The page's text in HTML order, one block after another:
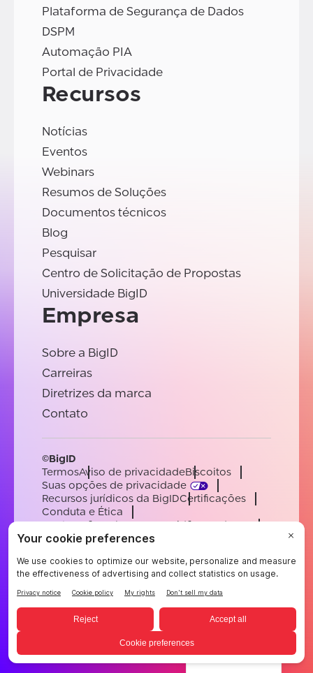
Plataforma de Segurança de Dados
DSPM
Automação PIA
Portal de Privacidade
Recursos
Notícias
Eventos
Webinars
Resumos de Soluções
Documentos técnicos
Blog
Pesquisar
Centro de Solicitação de Propostas
Universidade BigID
Empresa
Sobre a BigID
Carreiras
Diretrizes da marca
Contato
©BigID
TermosAviso de privacidadeBiscoitos
Suas opções de privacidade
Recursos jurídicos da BigIDCertificações
Conduta e Ética
Declaração sobre a escravidão moderna
SubprocessadoresApoiar
EnglishGermanFrenchSpanishPortuguese
Portuguese